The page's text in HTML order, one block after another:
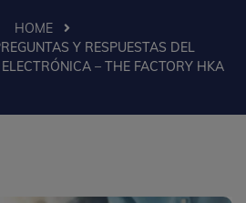
HOME
Y RESPUESTAS DEL
– THE FACTORY HKA